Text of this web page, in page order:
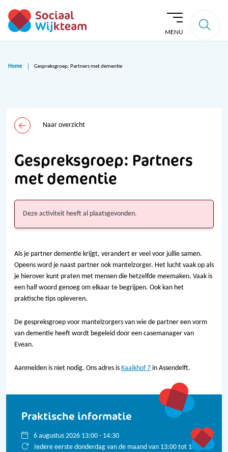
MENU
Home Gespreksgroep: Partners met dementie
Naar overzicht
Gespreksgroep: Partners
met dementie
Deze activiteit heeft al plaatsgevonden.
Als je partner dementie krijgt, verandert er veel voor jullie samen.
Opeens word je naast partner ook mantelzorger. Het lucht vaak op als
je hierover kunt praten met mensen die hetzelfde meemaken. Vaak is
een half woord genoeg om elkaar te begrijpen. Ook kan het
praktische tips opleveren.
De gespreksgroep voor mantelzorgers van wie de partner een vorm
van dementie heeft wordt begeleid door een casemanager van
Evean.
Aanmelden is niet nodig. Ons adres is Kaaikhof 7 in Assendelft.
Praktische informatie
6 augustus 2026 13:00 - 14:30
Iedere eerste donderdag van de maand van 13:00 tot 14:30